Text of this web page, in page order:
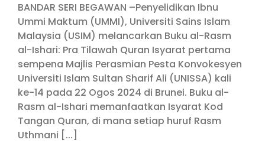
BANDAR SERI BEGAWAN –Penyelidikan Ibnu
Ummi Maktum (UMMI), Universiti Sains Islam
Malaysia (USIM) melancarkan Buku al-Rasm
al-Ishari: Pra Tilawah Quran Isyarat pertama
sempena Majlis Perasmian Pesta Konvokesyen
Universiti Islam Sultan Sharif Ali (UNISSA) kali
ke-14 pada 22 Ogos 2024 di Brunei. Buku al-
Rasm al-Ishari memanfaatkan Isyarat Kod
Tangan Quran, di mana setiap huruf Rasm
Uthmani [...]